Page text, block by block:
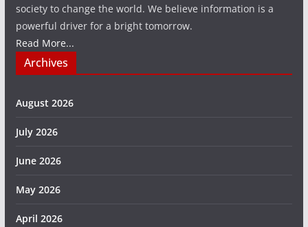
society to change the world. We believe information is a
powerful driver for a bright tomorrow.
Read More...
Archives
August 2026
July 2026
June 2026
May 2026
April 2026